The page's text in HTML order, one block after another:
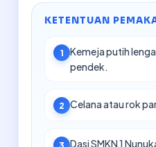
KETENTUAN
1
Kemeja putih
pendek.
2 Celana atau rok
Dasi SMKN 1